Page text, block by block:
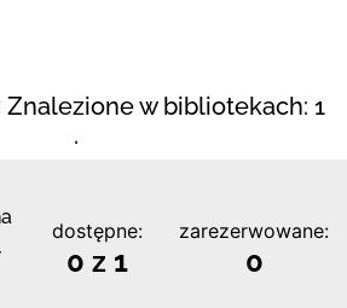
Znalezione w bibliotekach: 1
.
dostępne:
0 z 1
zarezerwowane:
0